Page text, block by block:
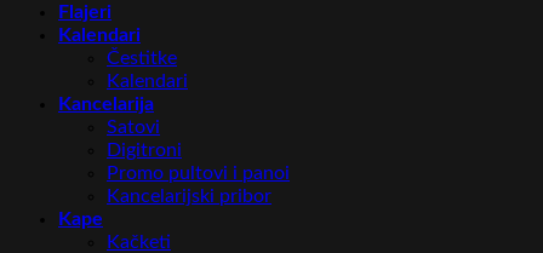
Flajeri
Kalendari
Čestitke
Kalendari
Kancelarija
Satovi
Digitroni
Promo pultovi i panoi
Kancelarijski pribor
Kape
Kačketi